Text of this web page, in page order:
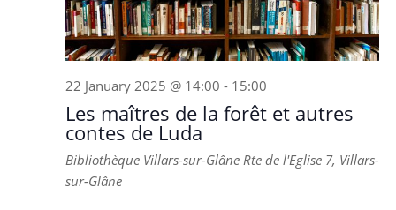
22 January 2025 @ 14:00 - 15:00
Les maîtres de la forêt et autres
contes de Luda
Bibliothèque Villars-sur-Glâne Rte de l'Eglise 7, Villars-
sur-Glâne